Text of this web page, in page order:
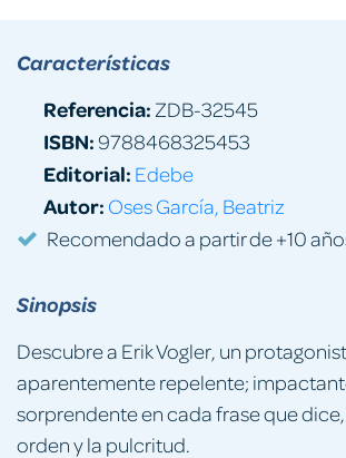
Sinopsis
Descubre a Erik Vogler, un
aparentemente repelente;
sorprendente en cada frase que
orden y la pulcritud.
Características
Referencia: ZDB-32545
ISBN:9788468325453
Editorial: Edebe
Autor: Oses García, Beatriz
Recomendado a partir de +10